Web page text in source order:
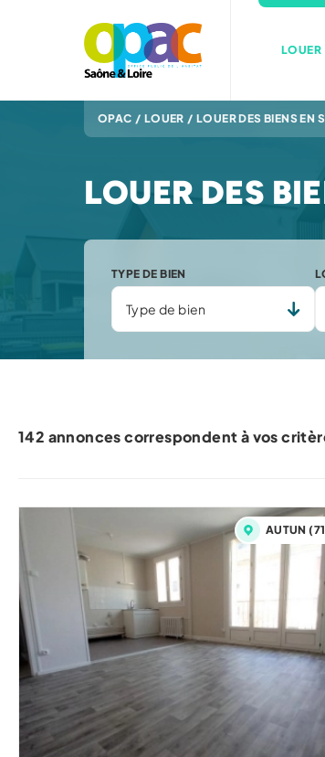
LOUER
OPAC / LOUER / LOUER DES BIENS
LOUER DES
TYPE DE BIEN
142 annonces correspondent à vos
AUTUN